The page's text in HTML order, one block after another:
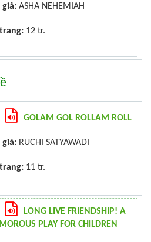
giả: ASHA NEHEMIAH
12 tr.
GOLAM GOL ROLLAM ROLL
giả: RUCHI SATYAWADI
11 tr.
LONG LIVE FRIENDSHIP! A
PLAY FOR CHILDREN